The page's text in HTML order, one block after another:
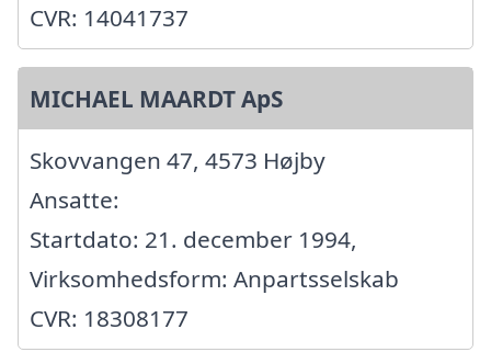
CVR: 14041737
MICHAEL MAARDT ApS
Skovvangen 47, 4573 Højby
Ansatte:
Startdato: 21. december 1994,
Virksomhedsform: Anpartsselskab
CVR: 18308177